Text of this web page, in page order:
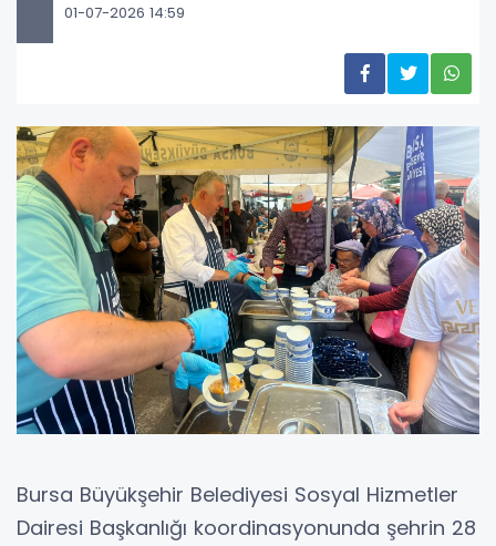
01-07-2026 14:59
Bursa Büyükşehir Belediyesi Sosyal Hizmetler
Dairesi Başkanlığı koordinasyonunda şehrin 28